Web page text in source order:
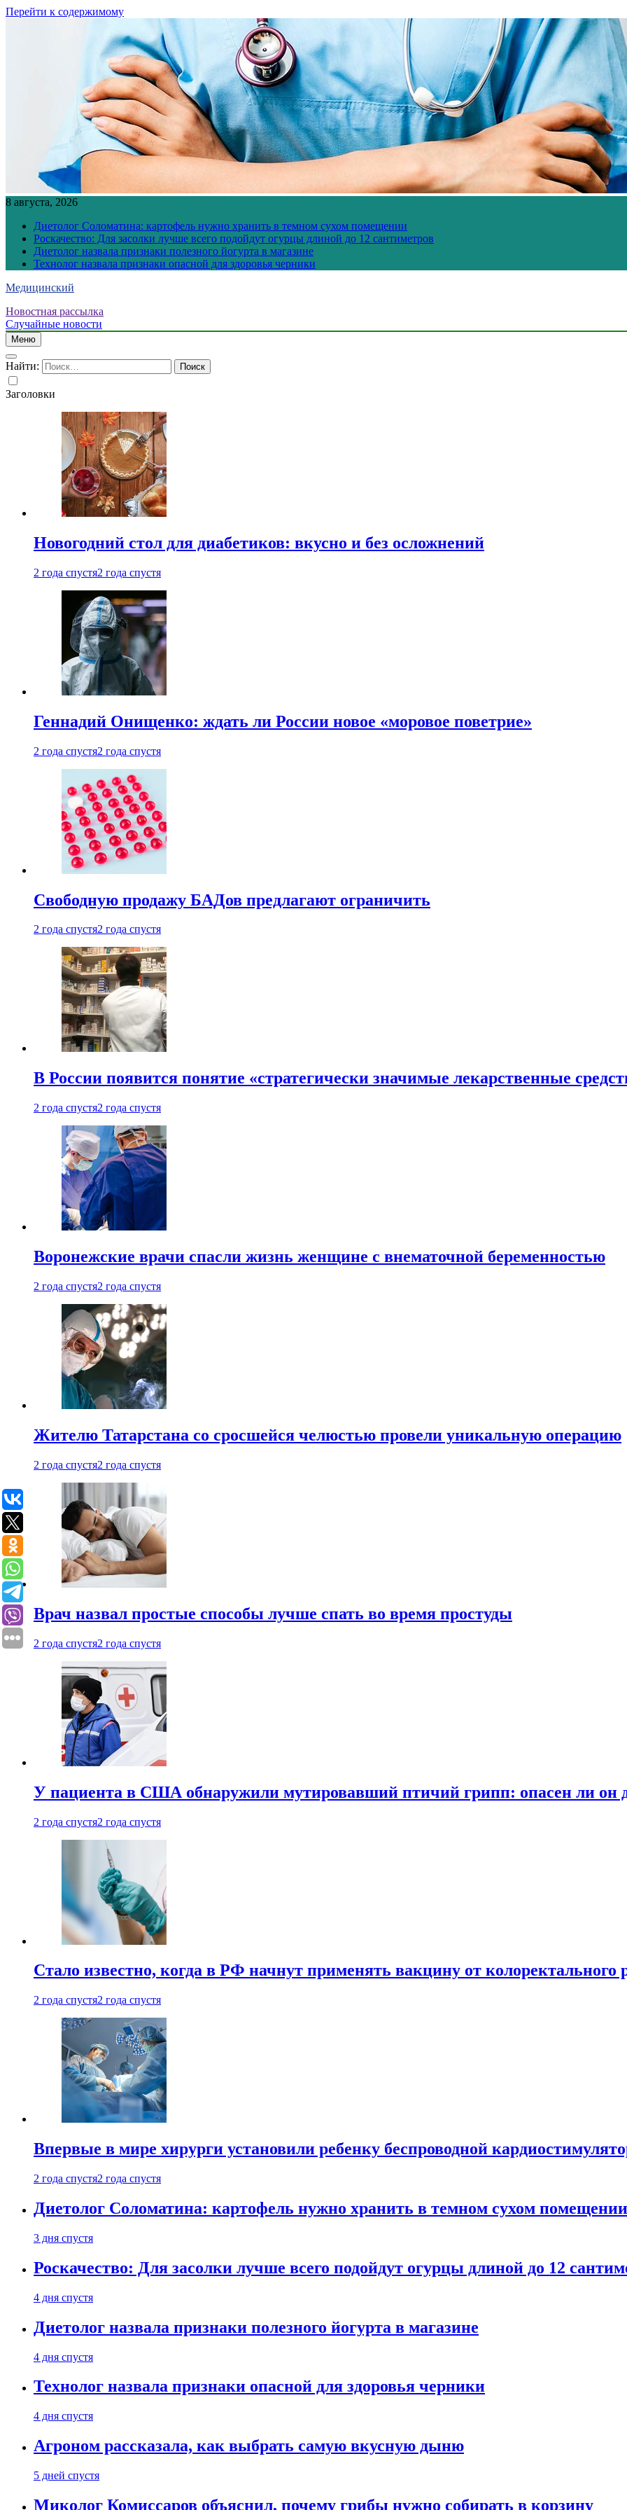
Перейти к содержимому
8 августа, 2026
Диетолог Соломатина: картофель нужно хранить в темном сухом помещении
Роскачество: Для засолки лучше всего подойдут огурцы длиной до 12 сантиметров
Диетолог назвала признаки полезного йогурта в магазине
Технолог назвала признаки опасной для здоровья черники
Медицинский
Новостная рассылка
Случайные новости
Меню
Найти:
Заголовки
Новогодний стол для диабетиков: вкусно и без осложнений
2 года спустя2 года спустя
Геннадий Онищенко: ждать ли России новое «моровое поветрие»
2 года спустя2 года спустя
Свободную продажу БАДов предлагают ограничить
2 года спустя2 года спустя
В России появится понятие «стратегически значимые лекарственные
2 года спустя2 года спустя
Воронежские врачи спасли жизнь женщине с внематочной беременностью
2 года спустя2 года спустя
Жителю Татарстана со сросшейся челюстью провели уникальную операцию
2 года спустя2 года спустя
Врач назвал простые способы лучше спать во время простуды
2 года спустя2 года спустя
У пациента в США обнаружили мутировавший птичий грипп: опасен ли он
2 года спустя2 года спустя
Стало известно, когда в РФ начнут применять вакцину от колоректального
2 года спустя2 года спустя
Впервые в мире хирурги установили ребенку беспроводной
2 года спустя2 года спустя
Диетолог Соломатина: картофель нужно хранить в темном сухом помещении
3 дня спустя
Роскачество: Для засолки лучше всего подойдут огурцы длиной до 12
4 дня спустя
Диетолог назвала признаки полезного йогурта в магазине
4 дня спустя
Технолог назвала признаки опасной для здоровья черники
4 дня спустя
Агроном рассказала, как выбрать самую вкусную дыню
5 дней спустя
Миколог Комиссаров объяснил, почему грибы нужно собирать в корзину